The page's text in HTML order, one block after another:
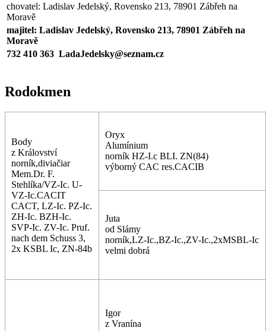
chovatel: Ladislav Jedelský, Rovensko 213, 78901 Zábřeh na
Moravě
majitel: Ladislav Jedelský, Rovensko 213, 78901 Zábřeh na
Moravě
732 410 363 LadaJedelsky@seznam.cz
Rodokmen
Body
z Království
norník,diviačiar
Mem.Dr. F.
Stehlíka/VZ-Ic. U-
VZ-Ic.CACIT
CACT, LZ-Ic. PZ-Ic.
ZH-Ic. BZH-Ic.
SVP-Ic. ZV-Ic. Pruf.
nach dem Schuss 3,
2x KSBL Ic, ZN-84b
Oryx
Alumínium
norník HZ-I.c BLI. ZN(84)
výborný CAC res.CACIB
Juta
od Slámy
norník,LZ-Ic.,BZ-Ic.,ZV-Ic.,2xMSBL-Ic
velmi dobrá
Igor
z Vranína